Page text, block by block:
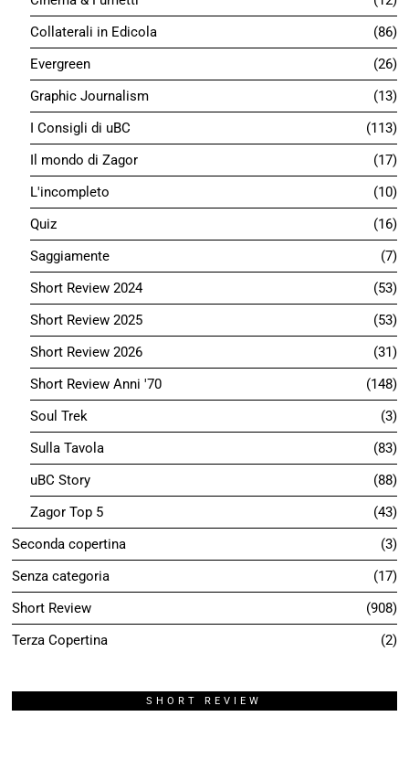
Collaterali in Edicola
86
Evergreen
26
Graphic Journalism
13
I Consigli di uBC
113
Il mondo di Zagor
17
L'incompleto
10
Quiz
16
Saggiamente
7
Short Review 2024
53
Short Review 2025
53
Short Review 2026
31
Short Review Anni '70
148
Soul Trek
3
Sulla Tavola
83
uBC Story
88
Zagor Top 5
43
Seconda copertina
3
Senza categoria
17
Short Review
908
Terza Copertina
2
SHORT REVIEW